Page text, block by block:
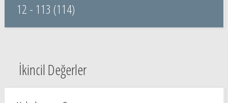
12 - 113 (114)
İkincil Değerler